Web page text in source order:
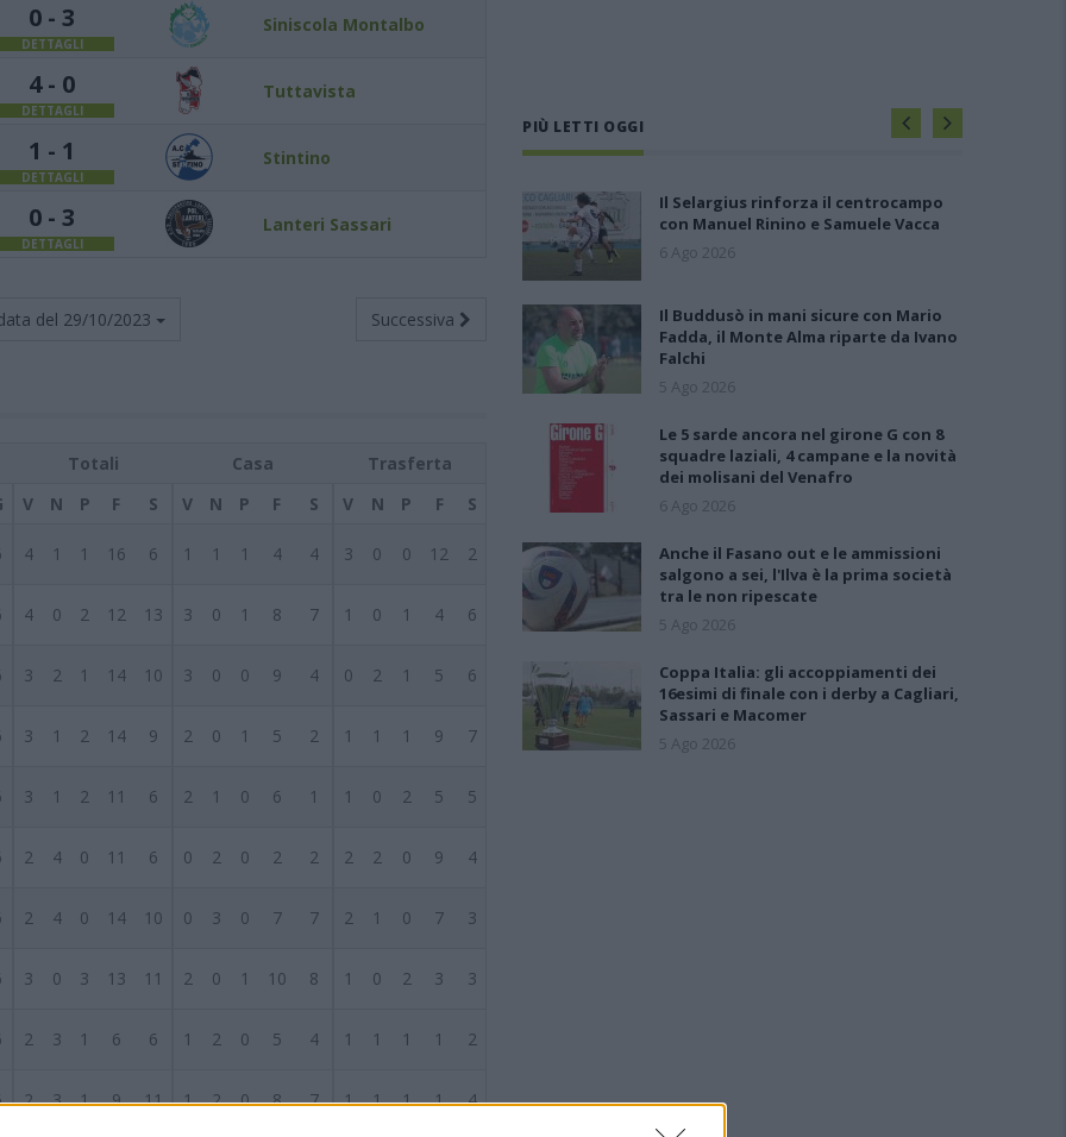
0 - 3
DETTAGLI
Siniscola Montalbo
4 - 0
DETTAGLI
Tuttavista
1 - 1
DETTAGLI
Stintino
0 - 3
DETTAGLI
Lanteri Sassari
del 29/10/2023 Successiva
Totali Casa
Trasferta
V N P F S V N P F S V N P F S
4 1 1 16 6 1 1 1 4 4 3 0 0 12 2
4 0 2 12 13 3 0 1 8 7 1 0 1 4 6
3 2 1 14 10 3 0 0 9 4 0 2 1 5 6
3 1 2 14 9 2 0 1 5 2 1 1 1 9 7
3 1 2 11 6 2 1 0 6 1 1 0 2 5 5
2 4 0 11 6 0 2 0 2 2 2 2 0 9 4
2 4 0 14 10 0 3 0 7 7 2 1 0 7 3
3 0 3 13 11 2 0 1 10 8 1 0 2 3 3
2 3 1 6 6 1 2 0 5 4 1 1 1 1 2
2 3 1 9 11 1 2 0 8 7 1 1 1 1 4
PIÙ LETTI OGGI
Il Selargius rinforza il centrocampo
con Manuel Rinino e Samuele Vacca
6 Ago 2026
Il Buddusò in mani sicure con Mario
Fadda, il Monte Alma riparte da Ivano
Falchi
5 Ago 2026
Le 5 sarde ancora nel girone G con 8
squadre laziali, 4 campane e la novità
dei molisani del Venafro
6 Ago 2026
Anche il Fasano out e le ammissioni
salgono a sei, l'Ilva è la prima società
tra le non ripescate
5 Ago 2026
Coppa Italia: gli accoppiamenti dei
16esimi di finale con i derby a Cagliari,
Sassari e Macomer
5 Ago 2026